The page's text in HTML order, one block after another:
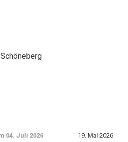
04. Juli 2026 19. Mai 2026